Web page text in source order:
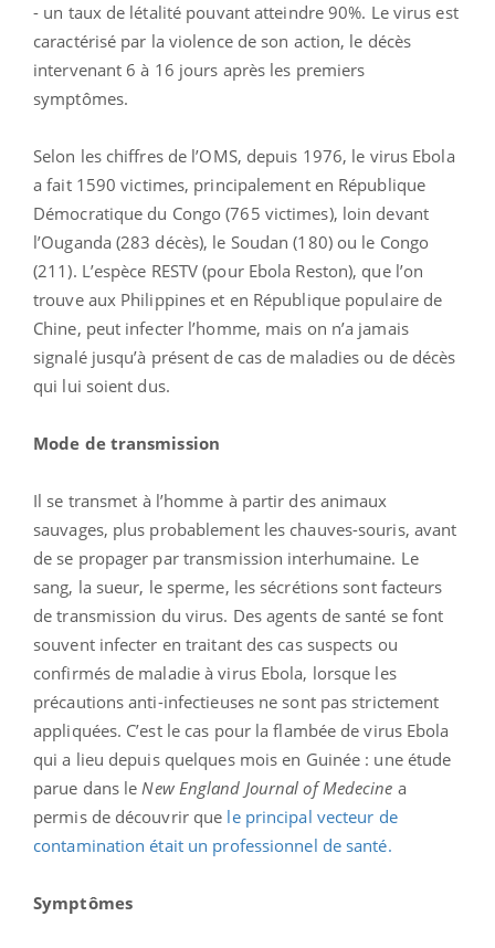
- un taux de létalité pouvant atteindre 90%. Le virus est
caractérisé par la violence de son action, le décès
intervenant 6 à 16 jours après les premiers
symptômes.
Selon les chiffres de l’OMS, depuis 1976, le virus Ebola
a fait 1590 victimes, principalement en République
Démocratique du Congo (765 victimes), loin devant
l’Ouganda (283 décès), le Soudan (180) ou le Congo
(211). L’espèce RESTV (pour Ebola Reston), que l’on
trouve aux Philippines et en République populaire de
Chine, peut infecter l’homme, mais on n’a jamais
signalé jusqu’à présent de cas de maladies ou de décès
qui lui soient dus.
Mode de transmission
Il se transmet à l’homme à partir des animaux
sauvages, plus probablement les chauves-souris, avant
de se propager par transmission interhumaine. Le
sang, la sueur, le sperme, les sécrétions sont facteurs
de transmission du virus. Des agents de santé se font
souvent infecter en traitant des cas suspects ou
confirmés de maladie à virus Ebola, lorsque les
précautions anti-infectieuses ne sont pas strictement
appliquées. C’est le cas pour la flambée de virus Ebola
qui a lieu depuis quelques mois en Guinée : une étude
parue dans leNew England Journal of Medecine a
permis de découvrir que le principal vecteur de
contamination était un professionnel de santé.
Symptômes